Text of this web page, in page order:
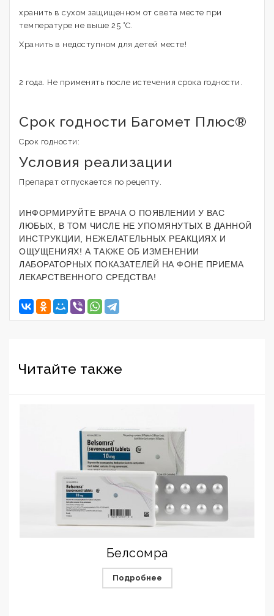
хранить в сухом защищенном от света месте при
температуре не выше 25 °С.
Хранить в недоступном для детей месте!
2 года. Не применять после истечения срока годности.
Срок годности Багомет Плюс®
Срок годности:
Условия реализации
Препарат отпускается по рецепту.
ИНФОРМИРУЙТЕ ВРАЧА О ПОЯВЛЕНИИ У ВАС
ЛЮБЫХ, В ТОМ ЧИСЛЕ НЕ УПОМЯНУТЫХ В ДАННОЙ
ИНСТРУКЦИИ, НЕЖЕЛАТЕЛЬНЫХ РЕАКЦИЯХ И
ОЩУЩЕНИЯХ! А ТАКЖЕ ОБ ИЗМЕНЕНИИ
ЛАБОРАТОРНЫХ ПОКАЗАТЕЛЕЙ НА ФОНЕ ПРИЕМА
ЛЕКАРСТВЕННОГО СРЕДСТВА!
Читайте также
Белсомра
Подробнее